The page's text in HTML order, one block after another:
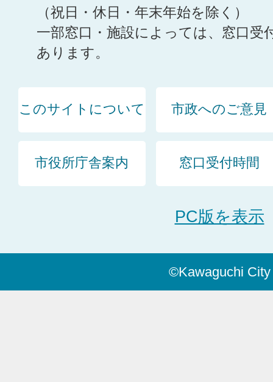
（祝日・休日・年末年始を除く）
一部窓口・施設によっては、窓口受
あります。
このサイトについて 市政へのご意見
市役所庁舎案内 窓口受付時間
PC版を表示
©Kawaguchi City